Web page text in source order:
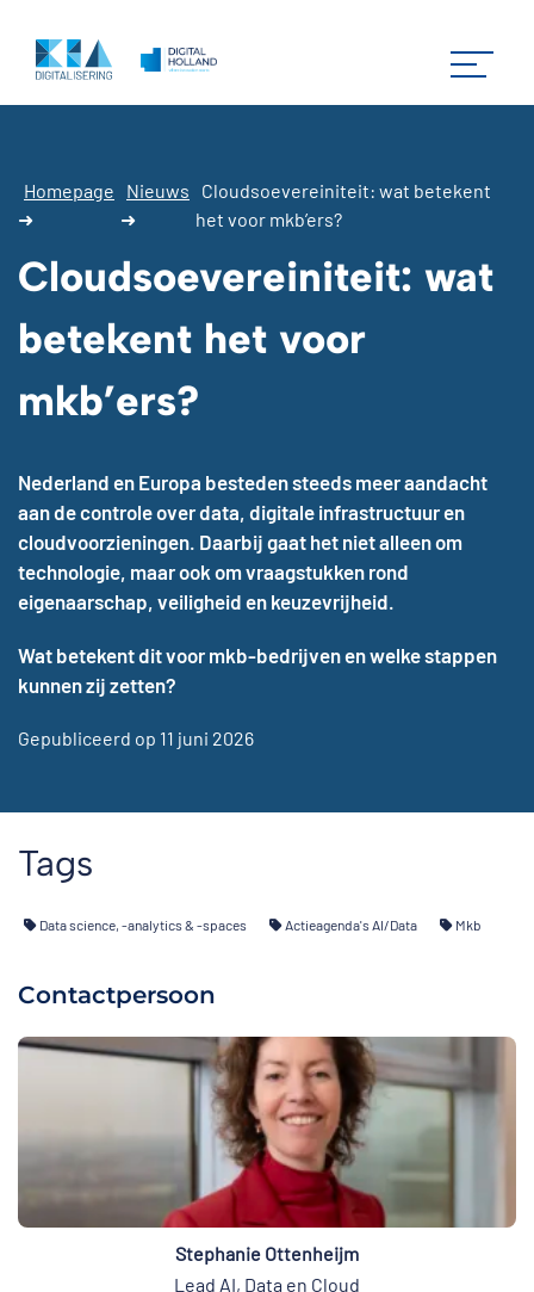
Homepage
➜
Nieuws
➜
Cloudsoevereiniteit: wat betekent
het voor mkb’ers?
Cloudsoevereiniteit: wat
betekent het voor
mkb’ers?
Nederland en Europa besteden steeds meer aandacht
aan de controle over data, digitale infrastructuur en
cloudvoorzieningen. Daarbij gaat het niet alleen om
technologie, maar ook om vraagstukken rond
eigenaarschap, veiligheid en keuzevrijheid.
Wat betekent dit voor mkb-bedrijven en welke stappen
kunnen zij zetten?
Gepubliceerd op 11 juni 2026
Tags
Data science, -analytics & -spaces Actieagenda's AI/Data Mkb
Contactpersoon
Stephanie Ottenheijm
Lead AI, Data en Cloud